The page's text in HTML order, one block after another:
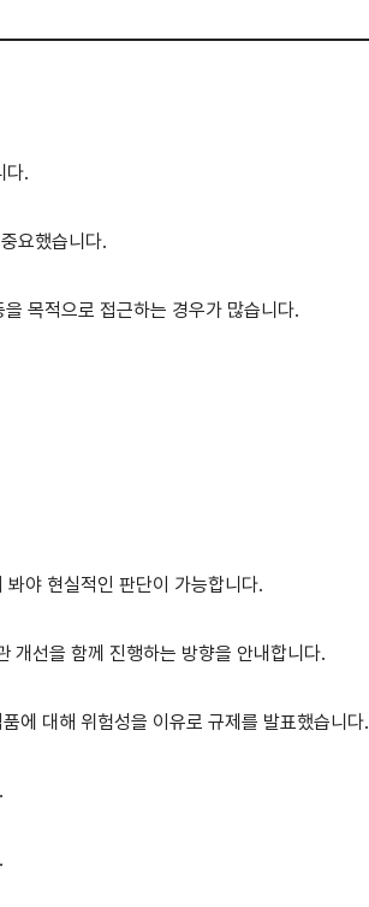
다.
요했습니다.
목적으로 접근하는 경우가 많습니다.
야 현실적인 판단이 가능합니다.
개선을 함께 진행하는 방향을 안내합니다.
에 대해 위험성을 이유로 규제를 발표했습니다.